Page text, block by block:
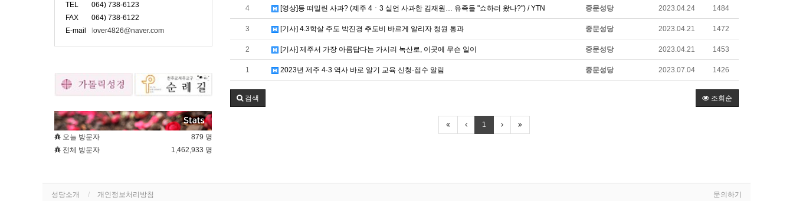
4 [영상]등 떠밀린 사과? (제주 4ㆍ3 실언 사과한 김재원… 유족들 "쇼하러 왔나?") / YTN 중문성당 2023.04.24 1484
3 [기사] 4.3학살 주도 박진경 추도비 바르게 알리자 청원 통과 중문성당 2023.04.21 1472
2 [기사] 제주서 가장 아름답다는 가시리 녹산로, 이곳에 무슨 일이 중문성당 2023.04.21 1453
1 2023년 제주 4·3 역사 바로 알기 교육 신청·접수 알림 중문성당 2023.07.04 1426
조회순
검색
1
TEL
064) 738-6123
FAX
064) 738-6122
E-mail
over4826@naver.com
오늘 방문자
879 명
전체 방문자
1,462,933 명
성당소개 개인정보처리방침 문의하기